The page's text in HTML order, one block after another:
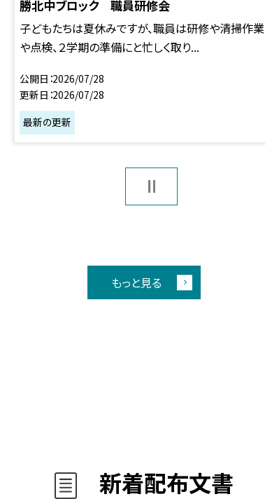
勝北中ブロック 職員研修会
子どもたちは夏休みですが、職員は研修や清掃作業
や点検、２学期の準備にと忙しく取り...
公開日 2026/07/28
更新日 2026/07/28
最新の更新
もっと見る
新着配布文書